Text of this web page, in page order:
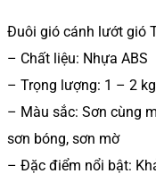
Đuôi gió cánh lướt gió
– Chất liệu: Nhựa ABS
– Trọng lượng: 1 – 2 kg
– Màu sắc: Sơn cùng
sơn bóng, sơn mờ
– Đặc điểm nổi bật: